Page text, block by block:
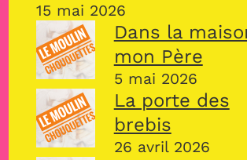
15 mai 2026
Dans la
mon Père
5 mai 2026
La porte des
brebis
26 avril 2026